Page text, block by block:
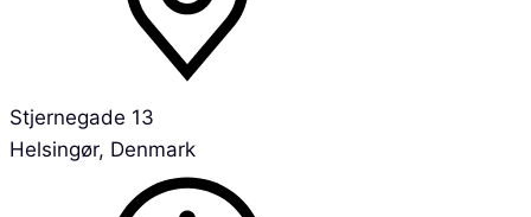
Stjernegade 13
Helsingør, Denmark